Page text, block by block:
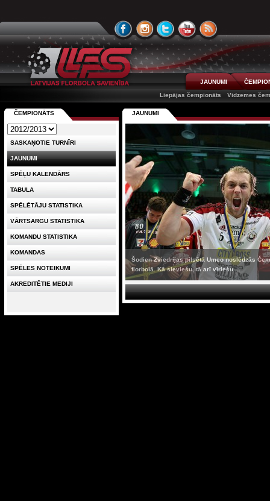
JAUNUMI
Liepājas čempionāts
Vidzemes
JAUNUMI
Šodien Zviedrijas pilsētā Umeo noslēdzās
florbolā. Kā sieviešu, tā arī vīriešu ...
ČEMPIONĀTS
SASKAŅOTIE TURNĪRI
JAUNUMI
SPĒĻU KALENDĀRS
TABULA
SPĒLĒTĀJU STATISTIKA
VĀRTSARGU STATISTIKA
KOMANDU STATISTIKA
KOMANDAS
SPĒLES NOTEIKUMI
AKREDITĒTIE MEDIJI